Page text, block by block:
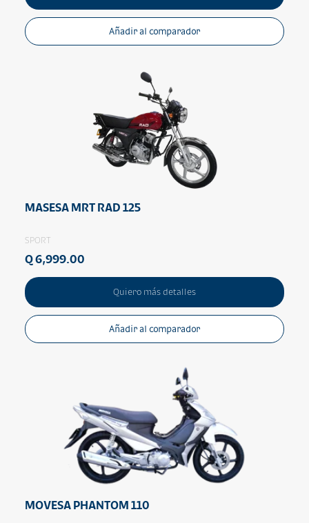
Añadir al comparador
MASESA MRT RAD 125
SPORT
Q 6,999.00
Quiero más detalles
Añadir al comparador
MOVESA PHANTOM 110